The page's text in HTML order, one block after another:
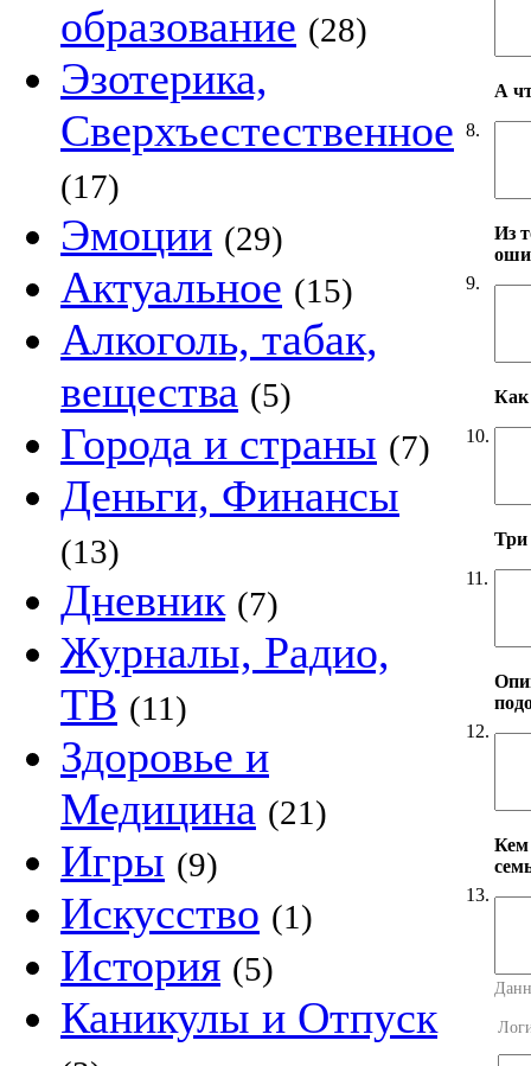
образование (28)
Эзотерика,
Сверхъестественное
(17)
Эмоции (29)
Актуальное (15)
Алкоголь, табак,
вещества (5)
Города и страны (7)
Деньги, Финансы
(13)
Дневник (7)
Журналы, Радио,
ТВ (11)
Здоровье и
Медицина (21)
Игры (9)
Искусство (1)
История (5)
Каникулы и Отпуск
8.
А
9.
Из
10.
Как
11.
Три
12.
13.
Кем